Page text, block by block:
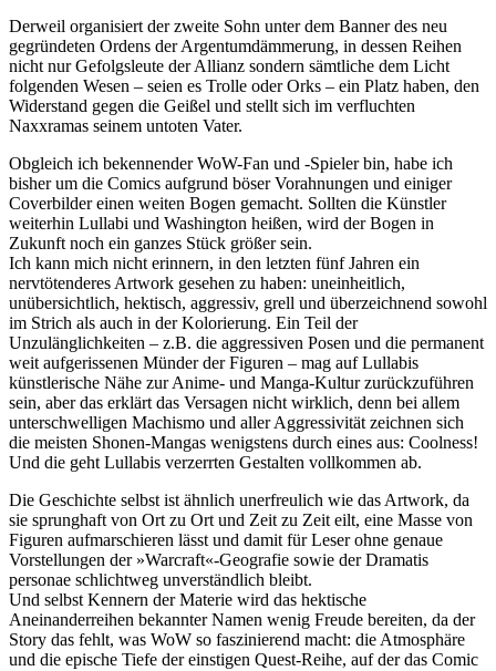
Derweil organisiert der zweite Sohn unter dem Banner des neu
gegründeten Ordens der Argentumdämmerung, in dessen Reihen
nicht nur Gefolgsleute der Allianz sondern sämtliche dem Licht
folgenden Wesen – seien es Trolle oder Orks – ein Platz haben, den
Widerstand gegen die Geißel und stellt sich im verfluchten
Naxxramas seinem untoten Vater.
Obgleich ich bekennender WoW-Fan und -Spieler bin, habe ich
bisher um die Comics aufgrund böser Vorahnungen und einiger
Coverbilder einen weiten Bogen gemacht. Sollten die Künstler
weiterhin Lullabi und Washington heißen, wird der Bogen in
Zukunft noch ein ganzes Stück größer sein.
Ich kann mich nicht erinnern, in den letzten fünf Jahren ein
nervtötenderes Artwork gesehen zu haben: uneinheitlich,
unübersichtlich, hektisch, aggressiv, grell und überzeichnend sowohl
im Strich als auch in der Kolorierung. Ein Teil der
Unzulänglichkeiten – z.B. die aggressiven Posen und die permanent
weit aufgerissenen Münder der Figuren – mag auf Lullabis
künstlerische Nähe zur Anime- und Manga-Kultur zurückzuführen
sein, aber das erklärt das Versagen nicht wirklich, denn bei allem
unterschwelligen Machismo und aller Aggressivität zeichnen sich
die meisten Shonen-Mangas wenigstens durch eines aus: Coolness!
Und die geht Lullabis verzerrten Gestalten vollkommen ab.
Die Geschichte selbst ist ähnlich unerfreulich wie das Artwork, da
sie sprunghaft von Ort zu Ort und Zeit zu Zeit eilt, eine Masse von
Figuren aufmarschieren lässt und damit für Leser ohne genaue
Vorstellungen der »Warcraft«-Geografie sowie der Dramatis
personae schlichtweg unverständlich bleibt.
Und selbst Kennern der Materie wird das hektische
Aneinanderreihen bekannter Namen wenig Freude bereiten, da der
Story das fehlt, was WoW so faszinierend macht: die Atmosphäre
und die epische Tiefe der einstigen Quest-Reihe, auf der das Comic